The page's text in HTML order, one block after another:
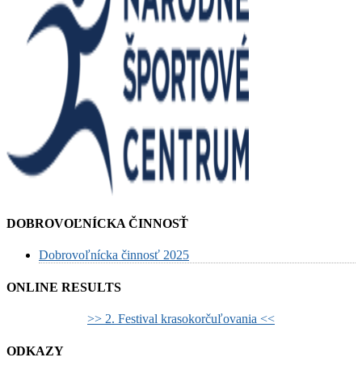
DOBROVOĽNÍCKA ČINNOSŤ
Dobrovoľnícka činnosť 2025
ONLINE RESULTS
>> 2. Festival krasokorčuľovania <<
ODKAZY